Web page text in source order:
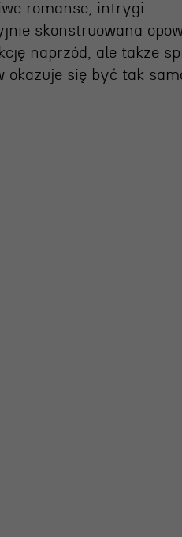
romanse, intrygi
skonstruowana
naprzód, ale także
się być tak